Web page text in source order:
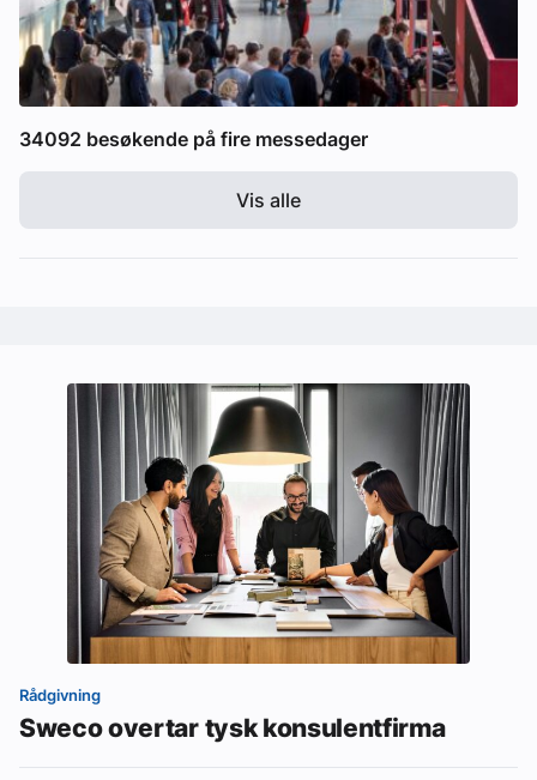
34092 besøkende på fire messedager
Vis alle
Rådgivning
Sweco overtar tysk konsulentfirma